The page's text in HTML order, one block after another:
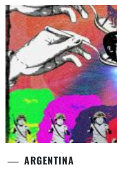
ARGENTINA